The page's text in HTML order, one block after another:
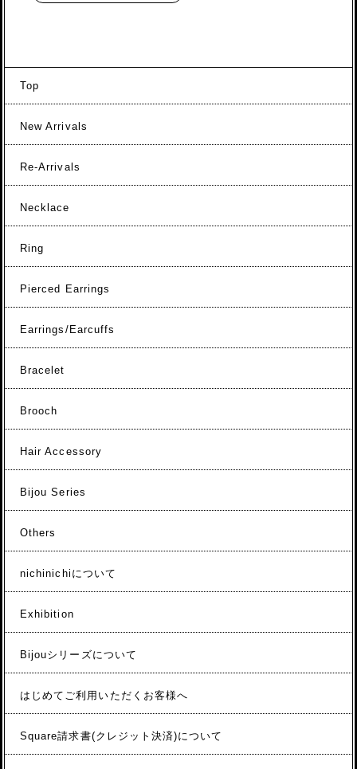
Top
New Arrivals
Re-Arrivals
Necklace
Ring
Pierced Earrings
Earrings/Earcuffs
Bracelet
Brooch
Hair Accessory
Bijou Series
Others
nichinichiについて
Exhibition
Bijouシリーズについて
はじめてご利用いただくお客様へ
Square請求書(クレジット決済)について